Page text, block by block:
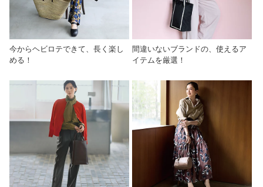
今からヘビロテできて、長く楽し
める！
間違いないブランドの、使えるア
イテムを厳選！